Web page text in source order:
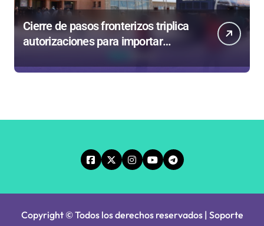
Cierre de pasos fronterizos triplica
autorizaciones para importar
Copyright © Todos los derechos reservados | Soporte